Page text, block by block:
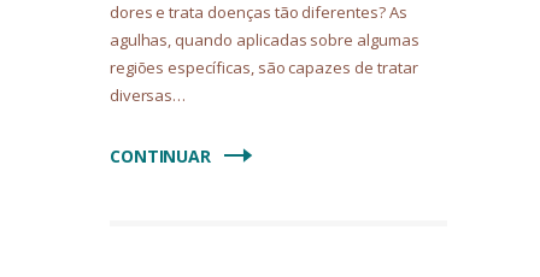
dores e trata doenças tão diferentes? As
agulhas, quando aplicadas sobre algumas
regiões específicas, são capazes de tratar
diversas…
CONTINUAR